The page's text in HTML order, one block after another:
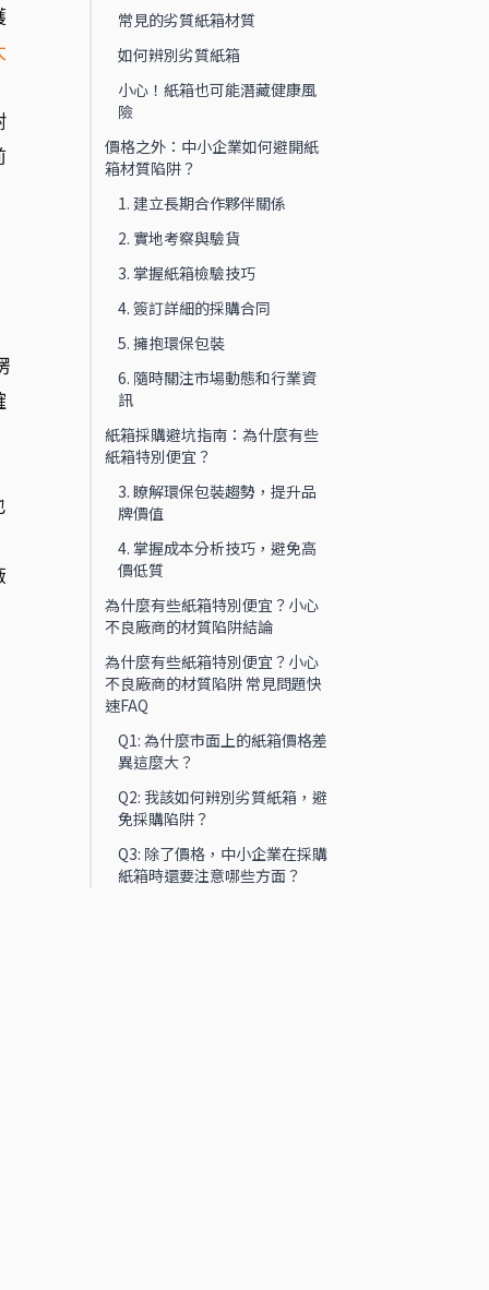
常見的劣質紙箱材質
如何辨別劣質紙箱
小心！紙箱也可能潛藏健康風
險
價格之外：中小企業如何避開紙
箱材質陷阱？
1. 建立長期合作夥伴關係
2. 實地考察與驗貨
3. 掌握紙箱檢驗技巧
4. 簽訂詳細的採購合同
5. 擁抱環保包裝
6. 隨時關注市場動態和行業資
訊
紙箱採購避坑指南：為什麼有些
紙箱特別便宜？
3. 瞭解環保包裝趨勢，提升品
牌價值
4. 掌握成本分析技巧，避免高
價低質
為什麼有些紙箱特別便宜？小心
不良廠商的材質陷阱結論
為什麼有些紙箱特別便宜？小心
不良廠商的材質陷阱 常見問題快
速FAQ
Q1: 為什麼市面上的紙箱價格差
異這麼大？
Q2: 我該如何辨別劣質紙箱，避
免採購陷阱？
Q3: 除了價格，中小企業在採購
紙箱時還要注意哪些方面？